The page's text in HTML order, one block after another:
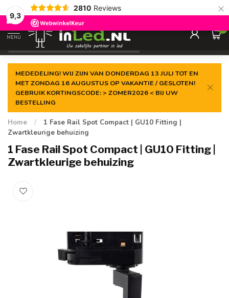
9,3
2810 Reviews ×
Gegarandeerde delaagste prijs
MENU
0
MEDEDELING! WIJ ZIJN VAN DONDERDAG 13 JULI TOT EN
MET ZONDAG 16 AUGUSTUS OP VAKANTIE / GESLOTEN!
GEBRUIK KORTINGSCODE: > ZOMER2026 < BIJ UW
BESTELLING
Home /
1 Fase Rail Spot Compact | GU10 Fitting |
Zwartkleurige behuizing
1 Fase Rail Spot Compact | GU10 Fitting |
Zwartkleurige behuizing